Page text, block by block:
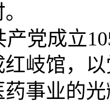
党成立
岐馆，
事业的